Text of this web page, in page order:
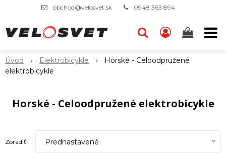
obchod@velosvet.sk 0948 363 894
Úvod Elektrobicykle
Horské - Celoodpružené
elektrobicykle
Horské - Celoodpružené elektrobicykle
Zoradiť: Prednastavené